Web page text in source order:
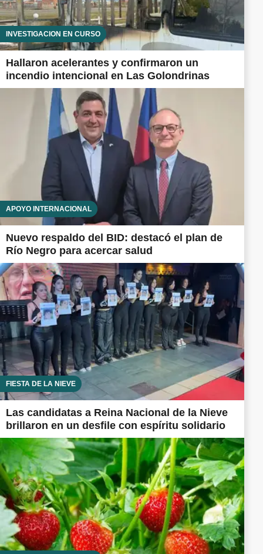
INVESTIGACIÓN EN CURSO
Hallaron acelerantes y confirmaron un
incendio intencional en Las Golondrinas
APOYO INTERNACIONAL
Nuevo respaldo del BID: destacó el plan de
Río Negro para acercar salud
FIESTA DE LA NIEVE
Las candidatas a Reina Nacional de la Nieve
brillaron en un desfile con espíritu solidario